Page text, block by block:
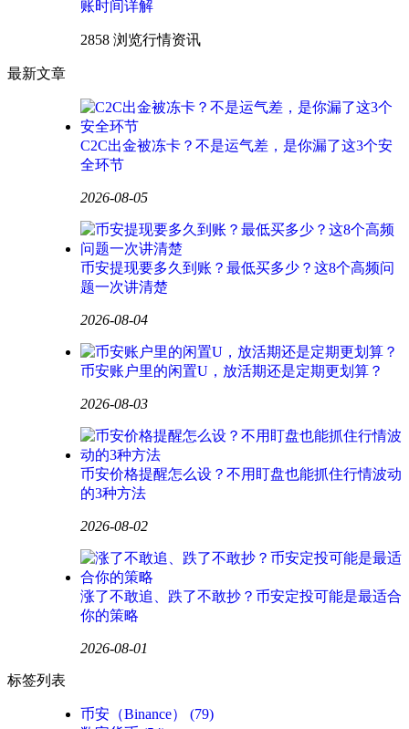
账时间详解
2858 浏览行情资讯
最新文章
C2C出金被冻卡？不是运气差，是你漏了这3个安
全环节
2026-08-05
币安提现要多久到账？最低买多少？这8个高频问
题一次讲清楚
2026-08-04
币安账户里的闲置U，放活期还是定期更划算？
2026-08-03
币安价格提醒怎么设？不用盯盘也能抓住行情波动
的3种方法
2026-08-02
涨了不敢追、跌了不敢抄？币安定投可能是最适合
你的策略
2026-08-01
标签列表
币安（Binance）
(79)